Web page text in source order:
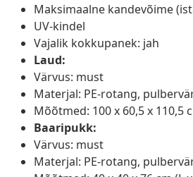
Maksimaalne kandevõime
UV-kindel
Vajalik kokkupanek: jah
Laud:
Värvus: must
Materjal: PE-rotang,
Mõõtmed: 100 x 60,5 x 110,5
Baaripukk:
Värvus: must
Materjal: PE-rotang,